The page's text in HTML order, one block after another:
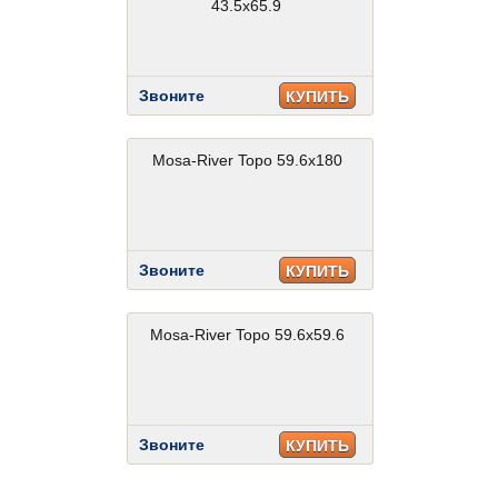
43.5x65.9
Звоните КУПИТЬ
Mosa-River Topo 59.6x180
Звоните КУПИТЬ
Mosa-River Topo 59.6x59.6
Звоните КУПИТЬ